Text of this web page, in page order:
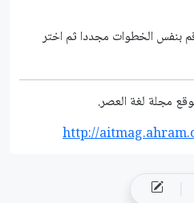
بنفس الخطوات مجددا ثم اختر
مجلة لغة العصر.
http://